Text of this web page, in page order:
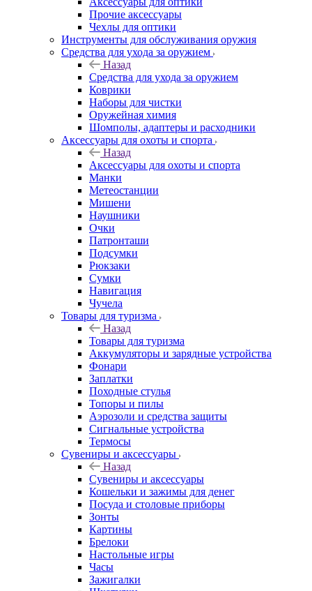
Прочие аксессуары
Чехлы для оптики
Инструменты для обслуживания оружия
Средства для ухода за оружием
Назад
Средства для ухода за оружием
Коврики
Наборы для чистки
Оружейная химия
Шомполы, адаптеры и расходники
Аксессуары для охоты и спорта
Назад
Аксессуары для охоты и спорта
Манки
Метеостанции
Мишени
Наушники
Очки
Патронташи
Подсумки
Рюкзаки
Сумки
Навигация
Чучела
Товары для туризма
Назад
Товары для туризма
Аккумуляторы и зарядные устройства
Фонари
Заплатки
Походные стулья
Топоры и пилы
Аэрозоли и средства защиты
Сигнальные устройства
Термосы
Сувениры и аксессуары
Назад
Сувениры и аксессуары
Кошельки и зажимы для денег
Посуда и столовые приборы
Зонты
Картины
Брелоки
Настольные игры
Часы
Зажигалки